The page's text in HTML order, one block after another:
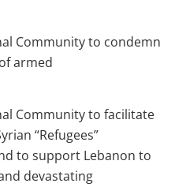
Community to condemn
armed
Community to facilitate
“Refugees”
to support Lebanon to
devastating